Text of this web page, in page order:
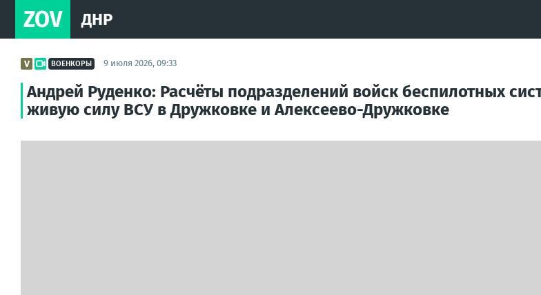
ZOV ДНР
ВОЕНКОРЫ 9 июля 2026, 09:33
Андрей Руденко: Расчёты подразделений войск беспилотных
живую силу ВСУ в Дружковке и Алексеево-Дружковке